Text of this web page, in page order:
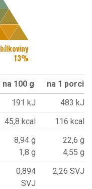
bílkoviny
13%
na 100 g
na 1 porci
191 kJ
483 kJ
45,8 kcal
116 kcal
8,94 g
1,8 g
22,6 g
4,55 g
0,894
SVJ
2,26 SVJ